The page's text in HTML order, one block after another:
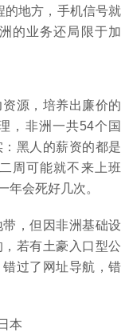
的地方，手机信号就
的业务还局限于加
源，培养出廉价的
，非洲一共54个国
黑人的薪资的都是
周可能就不来上班
年会死好几次。
，但因非洲基础设
若有土豪入口型公
过了网址导航，错
本